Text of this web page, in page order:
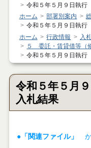
令和５年５月９日執
ホーム
部署別案内
令和５年５月９日執
ホーム
行政情報 入
５ 委託・賃貸借等（
令和５年５月９日執
令和５年５月
入札結果
●「関連ファイル」